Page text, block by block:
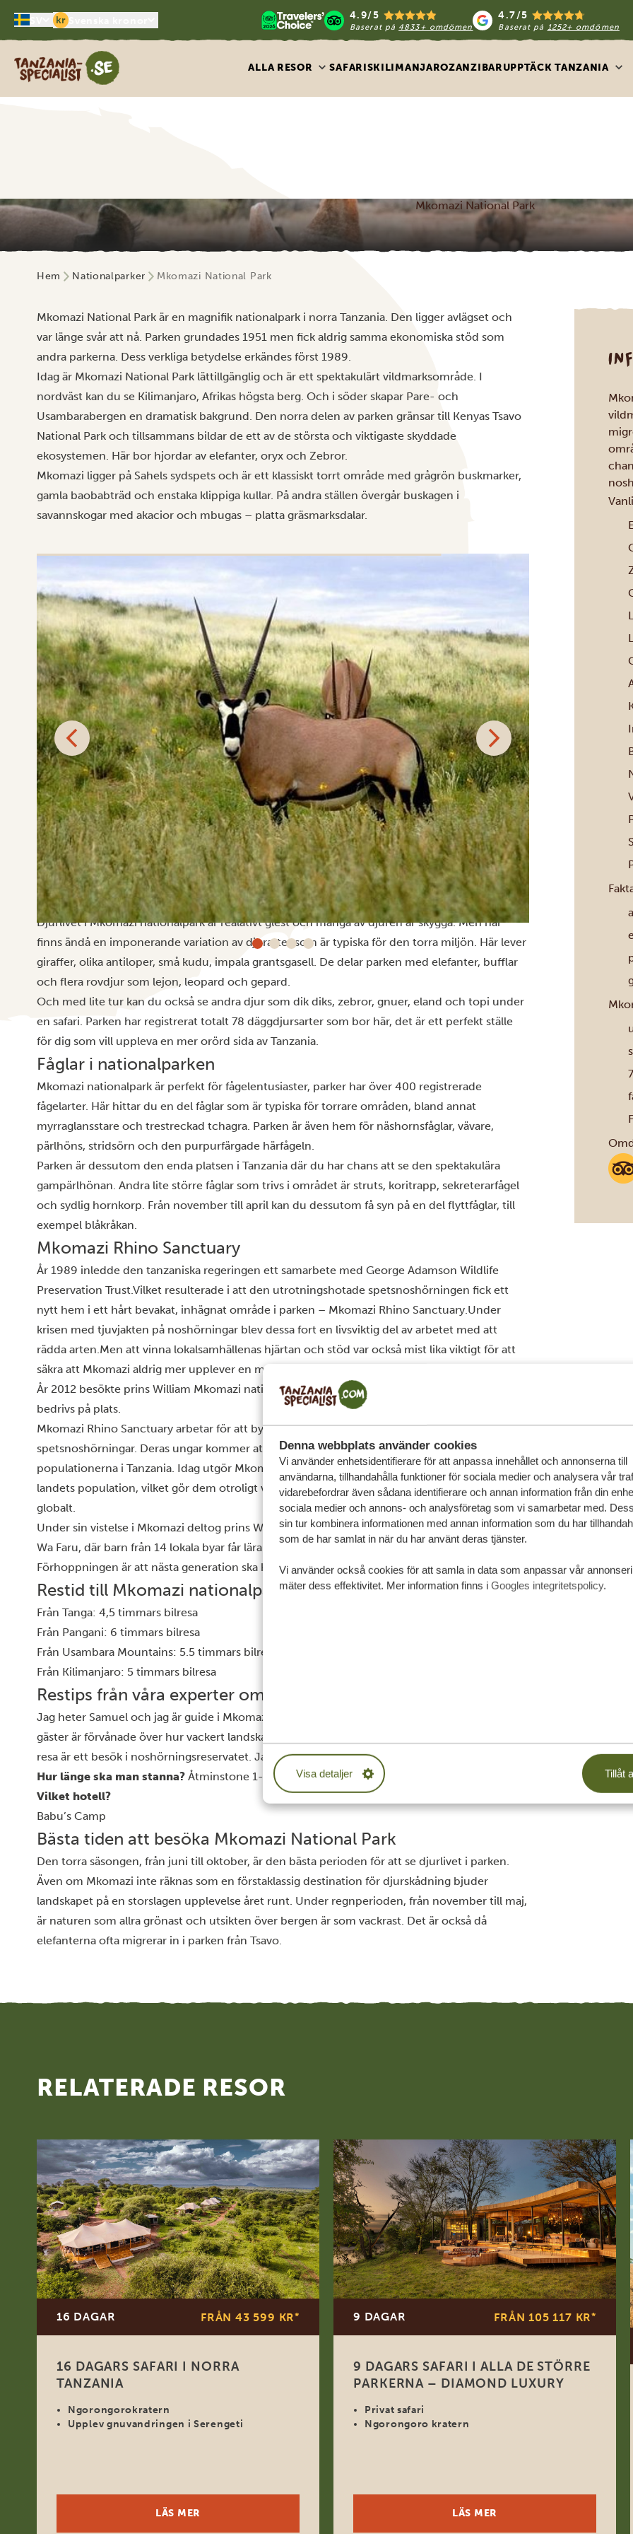
Denna webbplats använder cookies
Vi använder enhetsidentifierare för att anpassa innehållet och annonserna till
användarna, tillhandahålla funktioner för sociala medier och analysera vår
vidarebefordrar även sådana identifierare och annan information från din
sociala medier och annons- och analysföretag som vi samarbetar med.
sin tur kombinera informationen med annan information som du har
som de har samlat in när du har använt deras tjänster.
Vi använder också cookies för att samla in data som anpassar vår
mäter dess effektivitet. Mer information finns i Googles integritetspolicy.
Visa detaljer Tillåt
kr 4.9/5
Baserat på 4833+ omdömen
4.7/5
Baserat på 1252+ omdömen
Tanzania Specialist
ALLA RESOR SAFARISKILIMANJAROZANZIBARUPPTÄCK TANZANIA
Mkomazi National Park
Hem Nationalparker Mkomazi National Park
Mkomazi National Park är en magnifik nationalpark i norra Tanzania. Den ligger avlägset och
var länge svår att nå. Parken grundades 1951 men fick aldrig samma ekonomiska stöd som
andra parkerna. Dess verkliga betydelse erkändes först 1989.
Idag är Mkomazi National Park lättillgänglig och är ett spektakulärt vildmarksområde. I
nordväst kan du se Kilimanjaro, Afrikas högsta berg. Och i söder skapar Pare- och
Usambarabergen en dramatisk bakgrund. Den norra delen av parken gränsar till Kenyas Tsavo
National Park och tillsammans bildar de ett av de största och viktigaste skyddade
ekosystemen. Här bor hjordar av elefanter, oryx och Zebror.
Mkomazi ligger på Sahels sydspets och är ett klassiskt torrt område med grågrön buskmarker,
gamla baobabträd och enstaka klippiga kullar. På andra ställen övergår buskagen i
savannskogar med akacior och mbugas – platta gräsmarksdalar.
Djurliv i Mkomazi
Djurlivet i Mkomazi nationalpark är realativt glest och många av djuren är skygga. Men här
finns ändå en imponerande variation av djurarter som är typiska för den torra miljön. Här lever
giraffer, olika antiloper, små kudu, impala grantsgasell. De delar parken med elefanter, bufflar
och flera rovdjur som lejon, leopard och gepard.
Och med lite tur kan du också se andra djur som dik diks, zebror, gnuer, eland och topi under
en safari. Parken har registrerat totalt 78 däggdjursarter som bor här, det är ett perfekt ställe
för dig som vill uppleva en mer orörd sida av Tanzania.
Fåglar i nationalparken
Mkomazi nationalpark är perfekt för fågelentusiaster, parker har över 400 registrerade
fågelarter. Här hittar du en del fåglar som är typiska för torrare områden, bland annat
myrraglansstare och trestreckad tchagra. Parken är även hem för näshornsfåglar, vävare,
pärlhöns, stridsörn och den purpurfärgade härfågeln.
Parken är dessutom den enda platsen i Tanzania där du har chans att se den spektakulära
gampärlhönan. Andra lite större fåglar som trivs i området är struts, koritrapp, sekreterarfågel
och sydlig hornkorp. Från november till april kan du dessutom få syn på en del flyttfåglar, till
exempel blåkråkan.
Mkomazi Rhino Sanctuary
År 1989 inledde den tanzaniska regeringen ett samarbete med George Adamson Wildlife
Preservation Trust.Vilket resulterade i att den utrotningshotade spetsnoshörningen fick ett
nytt hem i ett hårt bevakat, inhägnat område i parken – Mkomazi Rhino Sanctuary.Under
krisen med tjuvjakten på noshörningar blev dessa fort en livsviktig del av arbetet med att
rädda arten.Men att vinna lokalsamhällenas hjärtan och stöd var också mist lika viktigt för att
säkra att Mkomazi aldrig mer upplever en massutrotning av sina noshörningar.
År 2012 besökte prins William Mkomazi nationalpark för att få en inblick i hur naturvård
bedrivs på plats.
Mkomazi Rhino Sanctuary arbetar för att bygga upp en livskraftig avelspopulation på 50
spetsnoshörningar. Deras ungar kommer att användas för att stärka de befintliga
populationerna i Tanzania. Idag utgör Mkomazis noshörningar nästan 30 procent av hela
landets population, vilket gör dem otroligt viktiga för både Tanzania och artens framtid
globalt.
Under sin vistelse i Mkomazi deltog prins William också i Mkomazis utbildningaprogram Rafiki
Wa Faru, där barn från 14 lokala byar får lära sig allt om noshörningar och andra vilda djur.
Förhoppningen är att nästa generation ska kunna bevara Mkomazis noshörningar för alltid.
Restid till Mkomazi nationalpark
Från Tanga: 4,5 timmars bilresa
Från Pangani: 6 timmars bilresa
Från Usambara Mountains: 5.5 timmars bilresa
Från Kilimanjaro: 5 timmars bilresa
Restips från våra experter om Mkomazi
Jag heter Samuel och jag är guide i Mkomazi nationalpark sedan 15 år tillbaka. De flesta av våra
gäster är förvånade över hur vackert landskapet är och är glada över att få se några djur. En bra
resa är ett besök i noshörningsreservatet. Jag rekommenderar det!
Hur länge ska man stanna? Åtminstone 1-2 dagar
Vilket hotell?
Babu’s Camp
Bästa tiden att besöka Mkomazi National Park
Den torra säsongen, från juni till oktober, är den bästa perioden för att se djurlivet i parken.
Även om Mkomazi inte räknas som en förstaklassig destination för djurskådning bjuder
landskapet på en storslagen upplevelse året runt. Under regnperioden, från november till maj,
är naturen som allra grönast och utsikten över bergen är som vackrast. Det är också då
elefanterna ofta migrerar in i parken från Tsavo.
RELATERADE RESOR
16 DAGAR FRÅN 43 599 KR*
16 DAGARS SAFARI I NORRA
TANZANIA
Ngorongorokratern
Upplev gnuvandringen i Serengeti
LÄS MER
9 DAGAR FRÅN 105 117 KR*
9 DAGARS SAFARI I ALLA DE STÖRRE
PARKERNA – DIAMOND LUXURY
Privat safari
Ngorongoro kratern
LÄS MER